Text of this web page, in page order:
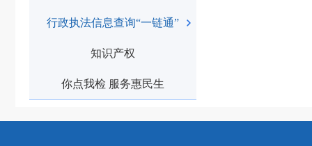
行政执法信息查询“一链通”
知识产权
你点我检 服务惠民生